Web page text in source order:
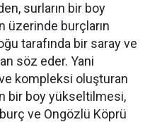
surların bir boy
üzerinde burçların
tarafında bir saray ve
söz eder. Yani
kompleksi oluşturan
bir boy yükseltilmesi,
ve Ongözlü Köprü